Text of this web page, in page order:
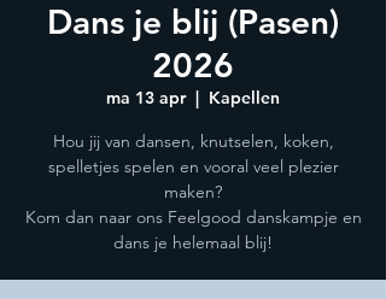
Dans je blij (Pasen)
2026
ma 13 apr
  |
Kapellen
Hou jij van dansen, knutselen, koken,
spelletjes spelen en vooral veel plezier
maken?
Kom dan naar ons Feelgood danskampje en